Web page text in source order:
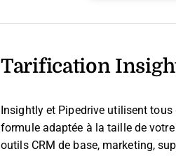
Tarification
Insightly et Pipedrive utilisent
formule adaptée à la taille de
outils CRM de base, marketing,